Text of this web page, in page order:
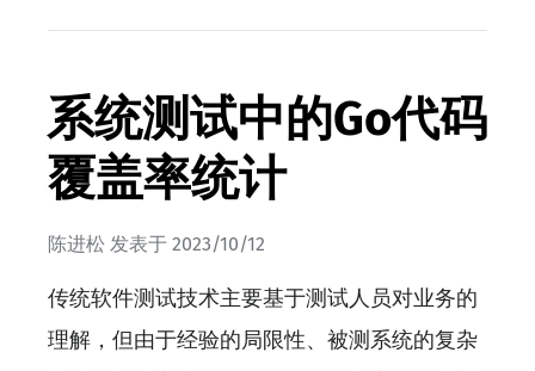
系统测试中的Go代码
覆盖率统计
陈进松 发表于 2023/10/12
传统软件测试技术主要基于测试人员对业务的
理解，但由于经验的局限性、被测系统的复杂